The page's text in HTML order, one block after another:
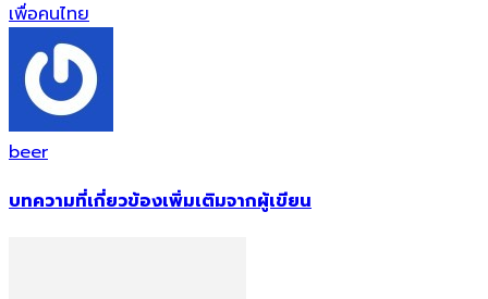
เพื่อคนไทย
beer
บทความที่เกี่ยวข้องเพิ่มเติมจากผู้เขียน